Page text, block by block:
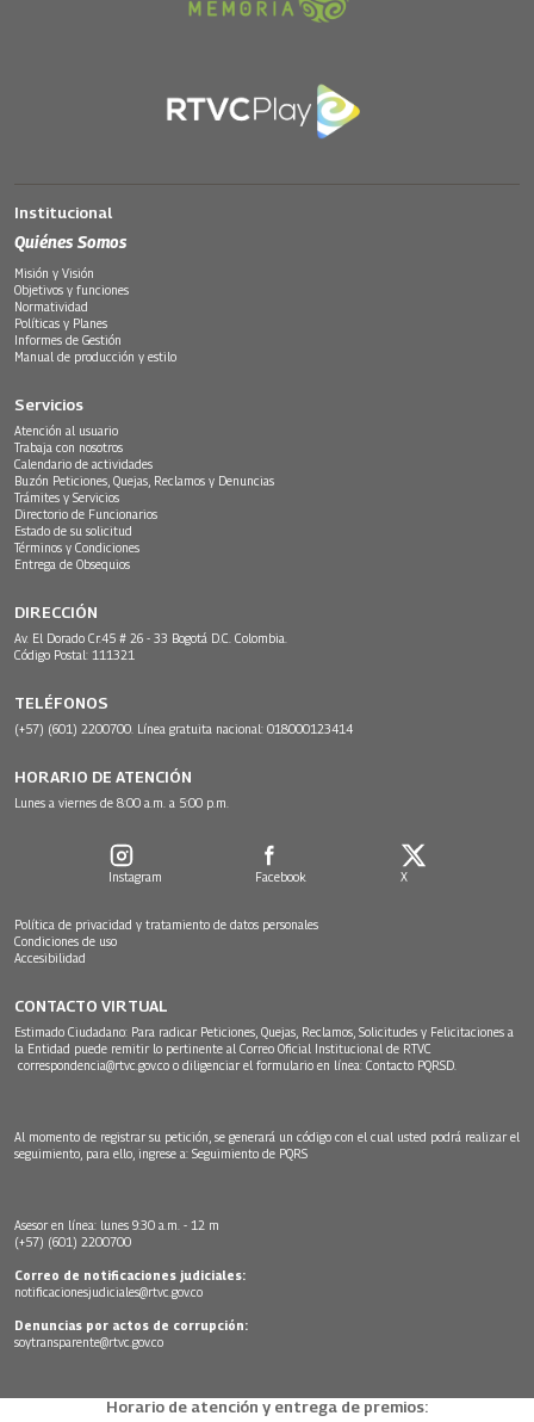
Institucional
Quiénes Somos
Misión y Visión
Objetivos y funciones
Normatividad
Políticas y Planes
Informes de Gestión
Manual de producción y estilo
Servicios
Atención al usuario
Trabaja con nosotros
Calendario de actividades
Buzón Peticiones, Quejas, Reclamos y Denuncias
Trámites y Servicios
Directorio de Funcionarios
Estado de su solicitud
Términos y Condiciones
Entrega de Obsequios
DIRECCIÓN
Av. El Dorado Cr.45 # 26 - 33 Bogotá D.C. Colombia.
Código Postal: 111321
TELÉFONOS
(+57) (601) 2200700. Línea gratuita nacional: 018000123414
HORARIO DE ATENCIÓN
Lunes a viernes de 8:00 a.m. a 5:00 p.m.
Instagram Facebook X
Política de privacidad y tratamiento de datos personales
Condiciones de uso
Accesibilidad
CONTACTO VIRTUAL
Estimado Ciudadano: Para radicar Peticiones, Quejas, Reclamos, Solicitudes y Felicitaciones a
la Entidad puede remitir lo pertinente al Correo Oficial Institucional de RTVC
correspondencia@rtvc.gov.co o diligenciar el formulario en línea: Contacto PQRSD.
Al momento de registrar su petición, se generará un código con el cual usted podrá realizar el
seguimiento, para ello, ingrese a: Seguimiento de PQRS
Asesor en línea: lunes 9:30 a.m. - 12 m
(+57) (601) 2200700
Correo de notificaciones judiciales:
notificacionesjudiciales@rtvc.gov.co
Denuncias por actos de corrupción:
soytransparente@rtvc.gov.co
Horario de atención y entrega de premios: